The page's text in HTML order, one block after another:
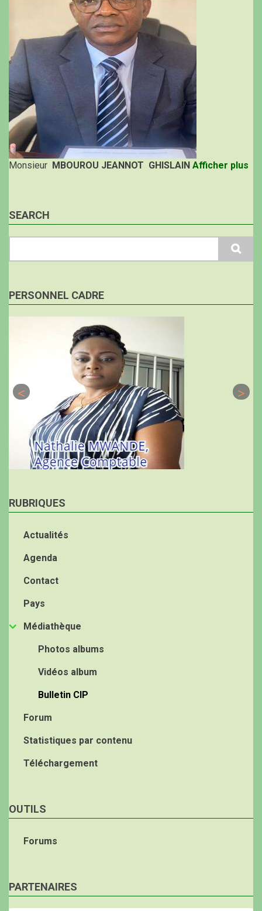
Monsieur MBOUROU JEANNOT GHISLAIN Afficher plus
SEARCH
PERSONNEL CADRE
RUBRIQUES
Actualités
Agenda
Contact
Pays
Médiathèque
Photos albums
Vidéos album
Bulletin CIP
Forum
Statistiques par contenu
Téléchargement
OUTILS
Forums
PARTENAIRES